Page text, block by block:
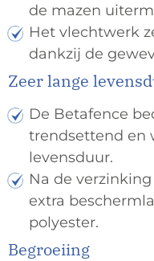
de mazen
Het vlechtwerk
dankzij de
Zeer lange
De Betafence
trendsettend en
levensduur.
Na de
extra
polyester.
Begroeiing